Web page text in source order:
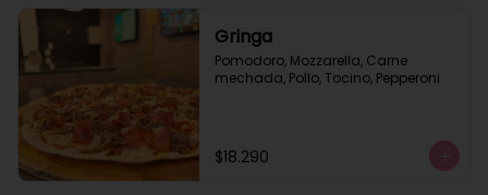
Gringa
Pomodoro, Mozzarella, Carne
mechada, Pollo, Tocino, Pepperoni
$18.290